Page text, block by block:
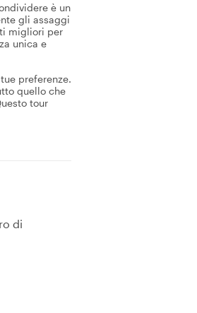
è un
gli assaggi
migliori per
unica e
preferenze.
quello che
tour
di